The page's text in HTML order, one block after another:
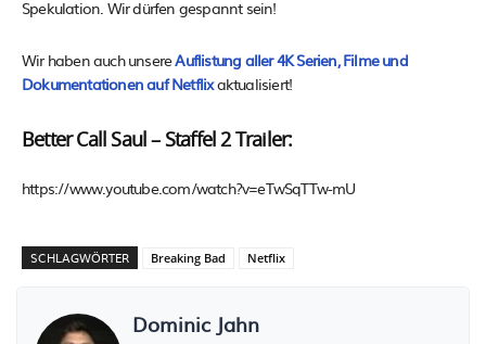
Spekulation. Wir dürfen gespannt sein!
Wir haben auch unsereAuflistung aller 4K Serien, Filme und
Dokumentationen auf Netflixaktualisiert!
Better Call Saul – Staffel 2 Trailer:
https://www.youtube.com/watch?v=eTwSqTTw-mU
SCHLAGWÖRTER Breaking Bad Netflix
Dominic Jahn